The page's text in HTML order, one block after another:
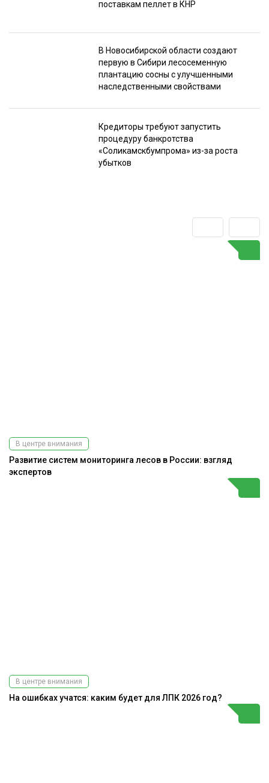
поставкам пеллет в КНР
В Новосибирской области создают
первую в Сибири лесосеменную
плантацию сосны с улучшенными
наследственными свойствами
Кредиторы требуют запустить
процедуру банкротства
«Соликамскбумпрома» из-за роста
убытков
В центре внимания
Развитие систем мониторинга лесов в России: взгляд
экспертов
В центре внимания
На ошибках учатся: каким будет для ЛПК 2026 год?